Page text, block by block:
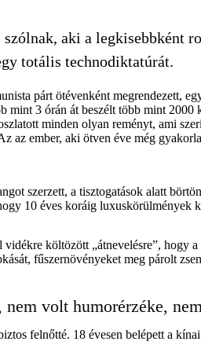
aki a legkisebbként
totális technodiktatúrát.
párt ötévenként megrendezett,
3 órán át beszélt több mint
minden olyan reményt, ami
az ember, aki ötven éve még
szerzett, a tisztogatások alatt
10 éves koráig luxuskörülmények
költözött „átnevelésre”,
fűszernövényeket meg párolt
volt humorérzéke,
felnőtté. 18 évesen belépett a